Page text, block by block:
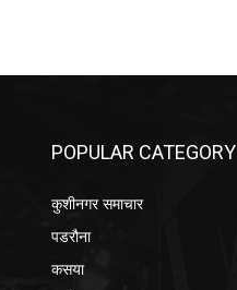
POPULAR CATEGORY
कुशीनगर समाचार
पडरौना
कसया